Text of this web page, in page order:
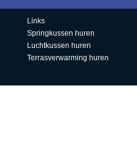
Links
Springkussen huren
Luchtkussen huren
Terrasverwarming huren